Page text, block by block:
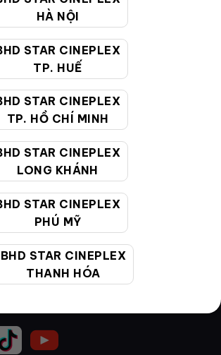
HÀ NỘI
STAR CINEPLEX
TP. HUẾ
STAR CINEPLEX
TP. HỒ CHÍ MINH
STAR CINEPLEX
LONG KHÁNH
STAR CINEPLEX
PHÚ MỸ
BHD STAR CINEPLEX
THANH HÓA
vé trực tuyến
sách chung
vệ thông tin cá nhân của người tiêu
HÀNG
- 22:00 (Tất cả các ngày bao